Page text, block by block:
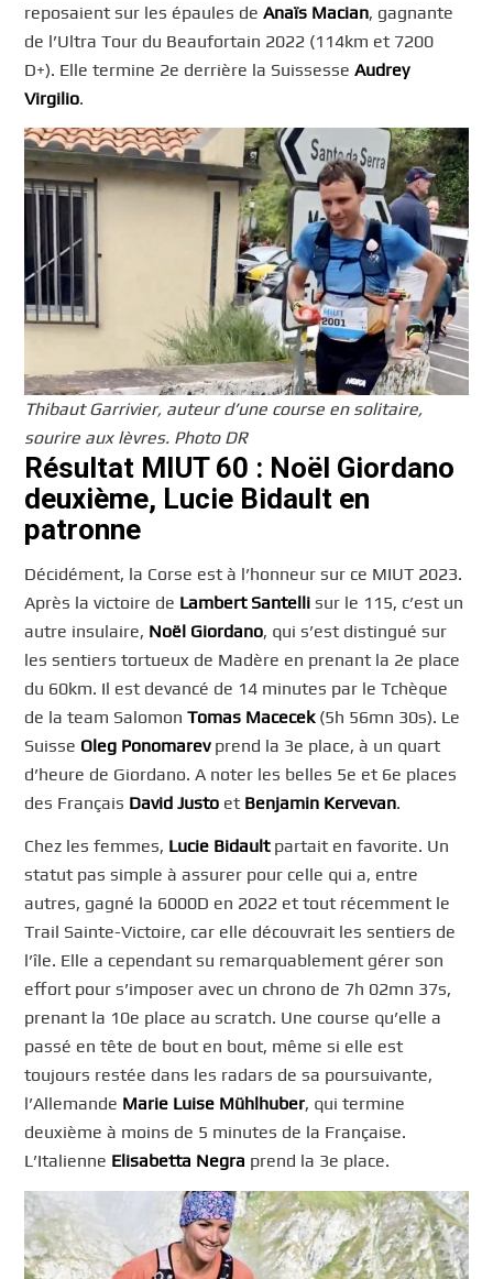
reposaient sur les épaules deAnaïs Macian, gagnante
de l’Ultra Tour du Beaufortain 2022 (114km et 7200
D+). Elle termine 2e derrière la SuissesseAudrey
Virgilio.
Thibaut Garrivier, auteur d’une course en solitaire,
sourire aux lèvres. Photo DR
Résultat MIUT 60 : Noël Giordano
deuxième, Lucie Bidault en
patronne
Décidément, la Corse est à l’honneur sur ce MIUT 2023.
Après la victoire de Lambert Santellisur le 115, c’est un
autre insulaire, Noël Giordano, qui s’est distingué sur
les sentiers tortueux de Madère en prenant la 2e place
du 60km. Il est devancé de 14 minutes par le Tchèque
de la team SalomonTomas Macecek(5h 56mn 30s). Le
Suisse Oleg Ponomarev prend la 3e place, à un quart
d’heure de Giordano. A noter les belles 5e et 6e places
des Français David Justo et Benjamin Kervevan.
Chez les femmes, Lucie Bidaultpartait en favorite. Un
statut pas simple à assurer pour celle qui a, entre
autres, gagné la 6000D en 2022 et tout récemment le
Trail Sainte-Victoire, car elle découvrait les sentiers de
l’île. Elle a cependant su remarquablement gérer son
effort pour s’imposer avec un chrono de 7h 02mn 37s,
prenant la 10e place au scratch. Une course qu’elle a
passé en tête de bout en bout, même si elle est
toujours restée dans les radars de sa poursuivante,
l’Allemande Marie Luise Mühlhuber, qui termine
deuxième à moins de 5 minutes de la Française.
L’Italienne Elisabetta Negra prend la 3e place.